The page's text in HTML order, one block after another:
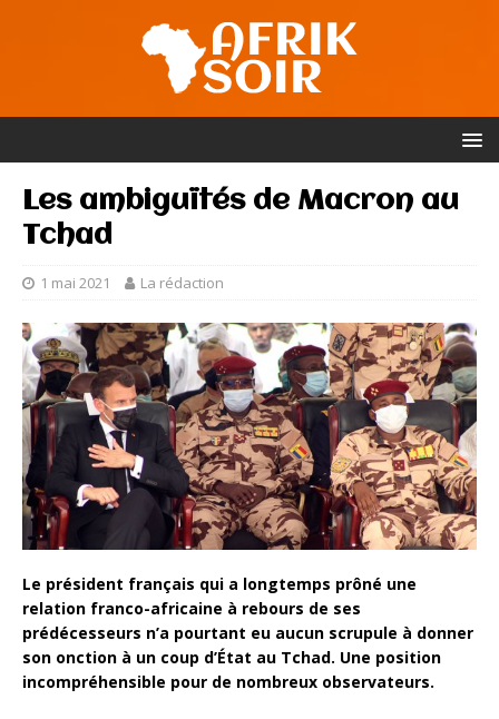
Les ambiguïtés de Macron au
Tchad
1 mai 2021 La rédaction
Le président français qui a longtemps prôné une
relation franco-africaine à rebours de ses
prédécesseurs n’a pourtant eu aucun scrupule à donner
son onction à un coup d’État au Tchad. Une position
incompréhensible pour de nombreux observateurs.